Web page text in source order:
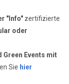
"Info" zertifizierte
oder
Green Events mit
Sie hier